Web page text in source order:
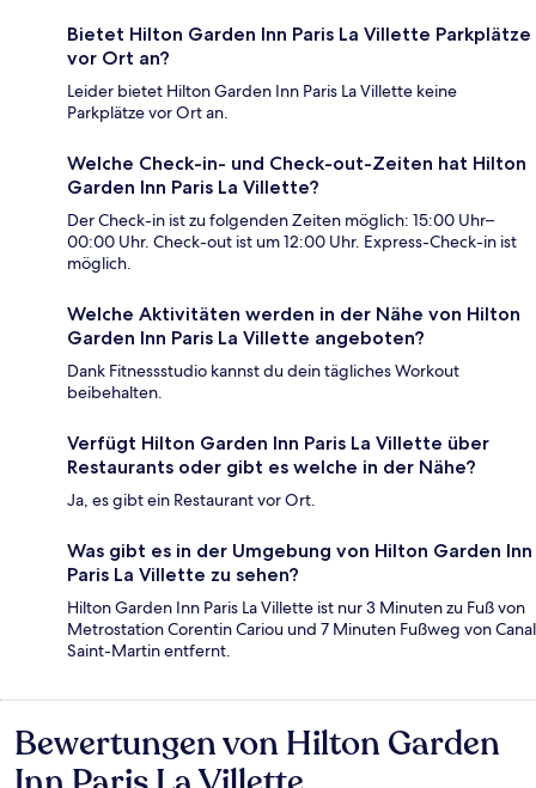
Bietet Hilton Garden Inn Paris La Villette Parkplätze
vor Ort an?
Leider bietet Hilton Garden Inn Paris La Villette keine
Parkplätze vor Ort an.
Welche Check-in- und Check-out-Zeiten hat Hilton
Garden Inn Paris La Villette?
Der Check-in ist zu folgenden Zeiten möglich: 15:00 Uhr–
00:00 Uhr. Check-out ist um 12:00 Uhr. Express-Check-in ist
möglich.
Welche Aktivitäten werden in der Nähe von Hilton
Garden Inn Paris La Villette angeboten?
Dank Fitnessstudio kannst du dein tägliches Workout
beibehalten.
Verfügt Hilton Garden Inn Paris La Villette über
Restaurants oder gibt es welche in der Nähe?
Ja, es gibt ein Restaurant vor Ort.
Was gibt es in der Umgebung von Hilton Garden Inn
Paris La Villette zu sehen?
Hilton Garden Inn Paris La Villette ist nur 3 Minuten zu Fuß von
Metrostation Corentin Cariou und 7 Minuten Fußweg von Canal
Saint-Martin entfernt.
Bewertungen
Bewertungen von Hilton Garden